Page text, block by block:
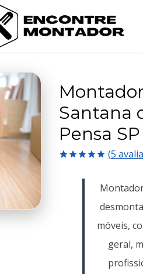
Santana
Pensa SP
como5.00
(5
móveis,
geral,